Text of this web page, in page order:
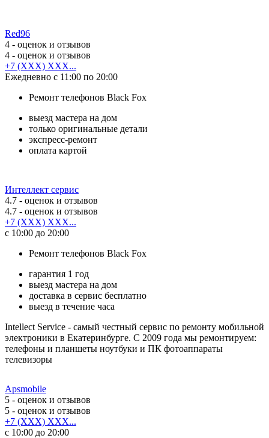
Red96
4 - оценок и отзывов
4 - оценок и отзывов
+7 (XXX) XXX...
Ежедневно с 11:00 по 20:00
Ремонт телефонов Black Fox
выезд мастера на дом
только оригинальные детали
экспресс-ремонт
оплата картой
Интеллект сервис
4.7 - оценок и отзывов
4.7 - оценок и отзывов
+7 (XXX) XXX...
с 10:00 до 20:00
Ремонт телефонов Black Fox
гарантия 1 год
выезд мастера на дом
доставка в сервис бесплатно
выезд в течение часа
Intellect Service - самый честный сервис по ремонту мобильной
электроники в Екатеринбурге. С 2009 года мы ремонтируем:
телефоны и планшеты ноутбуки и ПК фотоаппараты
телевизоры
Apsmobile
5 - оценок и отзывов
5 - оценок и отзывов
+7 (XXX) XXX...
с 10:00 до 20:00